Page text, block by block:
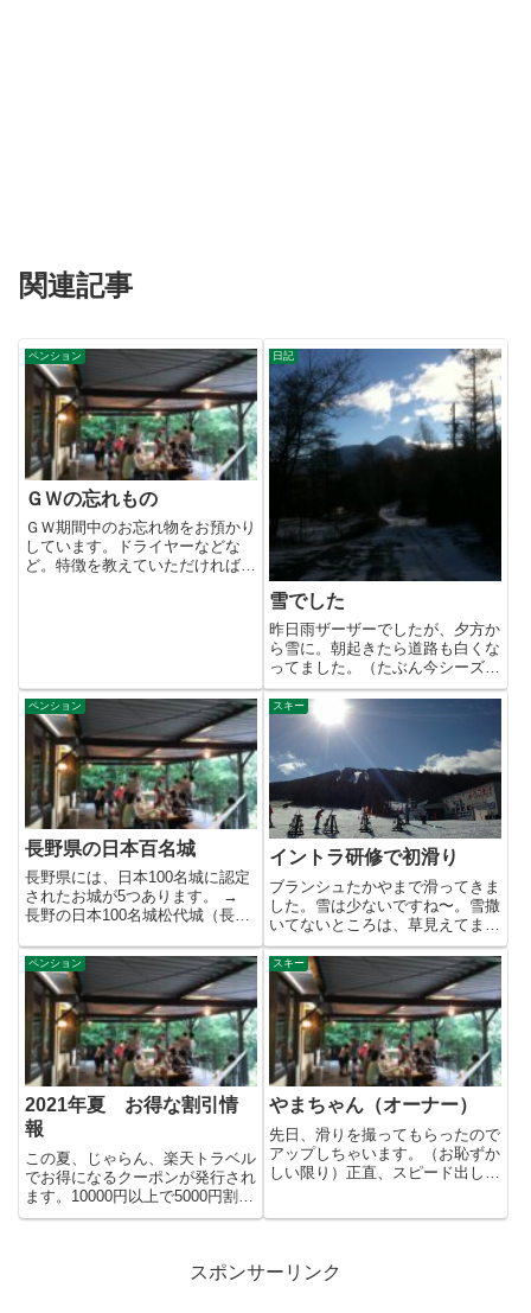
関連記事
ペンション
ＧＷの忘れもの
ＧＷ期間中のお忘れ物をお預かり
しています。ドライヤーなどな
ど。特徴を教えていただければ発
日記
雪でした
昨日雨ザーザーでしたが、夕方か
ら雪に。朝起きたら道路も白くな
ってました。（たぶん今シーズン
初）昼間でも凍ってる部分があ
り...
ペンション
長野県の日本百名城
長野県には、日本100名城に認定
されたお城が5つあります。 →
長野の日本100名城松代城（長野
スキー
イントラ研修で初滑り
ブランシュたかやまで滑ってきま
した。雪は少ないですね〜。雪撒
いてないところは、草見えてます
し…。修学旅行インストラクタ
ー...
ペンション
2021年夏 お得な割引情
報
この夏、じゃらん、楽天トラベル
でお得になるクーポンが発行され
ます。10000円以上で5000円割引
～。GOTOトラベルが...
スキー
やまちゃん（オーナー）
先日、滑りを撮ってもらったので
アップしちゃいます。（お恥ずか
しい限り）正直、スピード出して
スポンサーリンク